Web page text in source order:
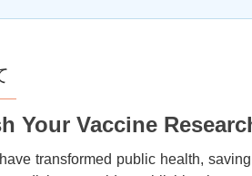
Your Vaccine
transformed public health,